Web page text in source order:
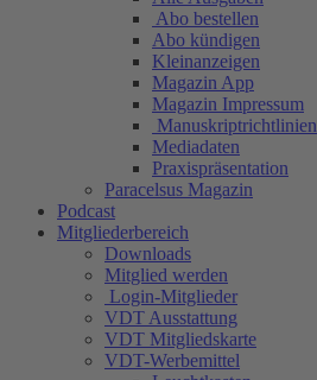
Abo bestellen
Abo kündigen
Kleinanzeigen
Magazin App
Magazin Impressum
Manuskriptrichtlinien
Mediadaten
Praxispräsentation
Paracelsus Magazin
Podcast
Mitgliederbereich
Downloads
Mitglied werden
Login-Mitglieder
VDT Ausstattung
VDT Mitgliedskarte
VDT-Werbemittel